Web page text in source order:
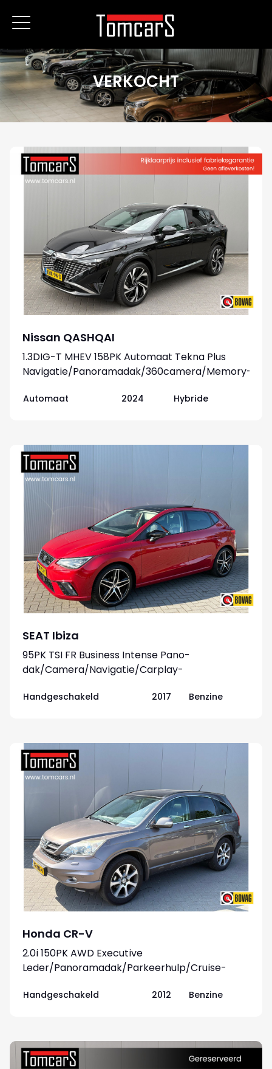
VERKOCHT
Nissan QASHQAI
1.3DIG-T MHEV 158PK Automaat Tekna Plus
Navigatie/Panoramadak/360camera/Memory-
Automaat 2024 Hybride
SEAT Ibiza
95PK TSI FR Business Intense Pano-
dak/Camera/Navigatie/Carplay-
Handgeschakeld 2017 Benzine
Honda CR-V
2.0i 150PK AWD Executive
Leder/Panoramadak/Parkeerhulp/Cruise-
Handgeschakeld 2012 Benzine